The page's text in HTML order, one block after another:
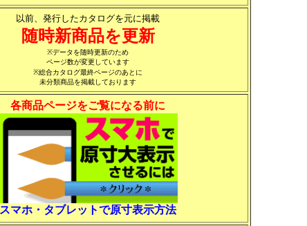
以前、発行したカタログを元に掲載
随時新商品を更新
※データを随時更新のため
ページ数が変更しています
※総合カタログ最終ページのあとに
未分類商品を掲載しております
各商品ページをご覧になる前に
スマホ・タブレットで原寸表示方法